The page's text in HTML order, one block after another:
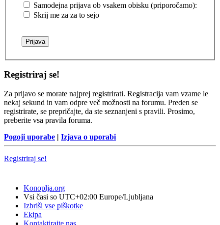
Samodejna prijava ob vsakem obisku (priporočamo):
Skrij me za za to sejo
Registriraj se!
Za prijavo se morate najprej registrirati. Registracija vam vzame le
nekaj sekund in vam odpre več možnosti na forumu. Preden se
registrirate, se prepričajte, da ste seznanjeni s pravili. Prosimo,
preberite vsa pravila foruma.
Pogoji uporabe | Izjava o uporabi
Registriraj se!
Konoplja.org
Vsi časi so UTC+02:00 Europe/Ljubljana
Izbriši vse piškotke
Ekipa
Kontaktirajte nas